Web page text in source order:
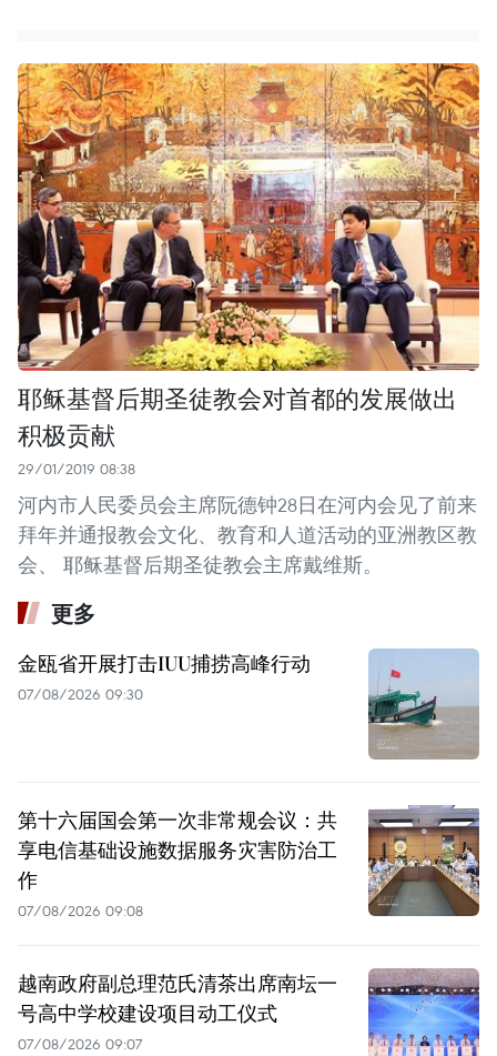
耶稣基督后期圣徒教会对首都的发展做出
积极贡献
29/01/2019 08:38
河内市人民委员会主席阮德钟28日在河内会见了前来
拜年并通报教会文化、教育和人道活动的亚洲教区教
会、 耶稣基督后期圣徒教会主席戴维斯。
更多
金瓯省开展打击IUU捕捞高峰行动
07/08/2026 09:30
第十六届国会第一次非常规会议：共
享电信基础设施数据服务灾害防治工
作
07/08/2026 09:08
越南政府副总理范氏清茶出席南坛一
号高中学校建设项目动工仪式
07/08/2026 09:07